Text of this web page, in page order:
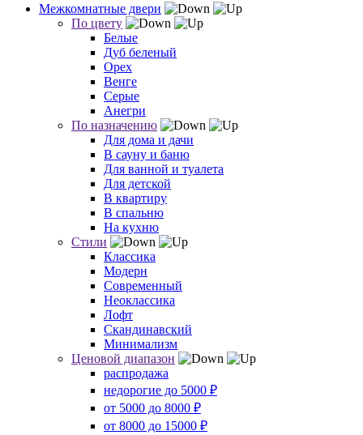
Межкомнатные двери
По цвету
Белые
Дуб беленый
Орех
Венге
Серые
Анегри
По назначению
Для дома и дачи
В сауну и баню
Для ванной и туалета
Для детской
В квартиру
В спальню
На кухню
Стили
Классика
Модерн
Современный
Неоклассика
Лофт
Скандинавский
Минимализм
Ценовой диапазон
распродажа
недорогие до 5000 ₽
от 5000 до 8000 ₽
от 8000 до 15000 ₽